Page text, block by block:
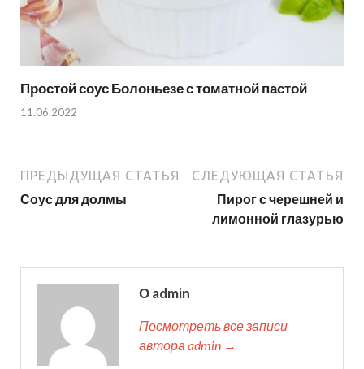
Простой соус Болоньезе с томатной пастой
11.06.2022
ПРЕДЫДУЩАЯ СТАТЬЯ
Соус для долмы
СЛЕДУЮЩАЯ СТАТЬЯ
Пирог с черешней и
лимонной глазурью
О admin
Посмотреть все записи
автора admin →